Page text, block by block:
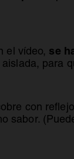
el vídeo, se
para
con
sabor.